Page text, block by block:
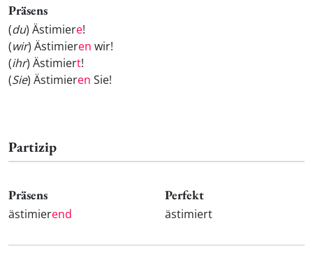
Präsens
(du) Ästimiere!
(wir) Ästimieren wir!
(ihr) Ästimiert!
(Sie) Ästimieren Sie!
Partizip
Präsens
ästimierend
Perfekt
ästimiert